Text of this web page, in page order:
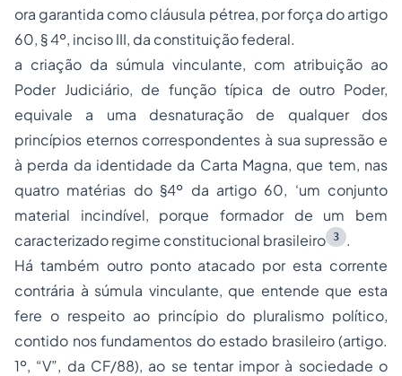
ora garantida como cláusula pétrea, por força do artigo
60, § 4º, inciso III, da constituição federal.
a criação da súmula vinculante, com atribuição ao
Poder Judiciário, de função típica de outro Poder,
equivale a uma desnaturação de qualquer dos
princípios eternos correspondentes à sua supressão e
à perda da identidade da Carta Magna, que tem, nas
quatro matérias do §4º da artigo 60, ‘um conjunto
material incindível, porque formador de um bem
caracterizado regime constitucional brasileiro 3
.
Há também outro ponto atacado por esta corrente
contrária à súmula vinculante, que entende que esta
fere o respeito ao princípio do pluralismo político,
contido nos fundamentos do estado brasileiro (artigo.
1º, “V”, da CF/88), ao se tentar impor à sociedade o